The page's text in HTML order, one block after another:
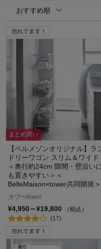
おすすめ順
まとめ買い
【ベルメゾンオリジナル】ラ
ドリーワゴン スリム＆ワイド
＜奥行約24cm 隙間・壁沿いに
も置きやすい＞＜
BelleMaison×tower共同開発＞
タワー/tower
¥4,950～¥19,800
（税込）
(17)